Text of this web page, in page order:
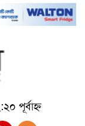
পূর্বাহ্ন